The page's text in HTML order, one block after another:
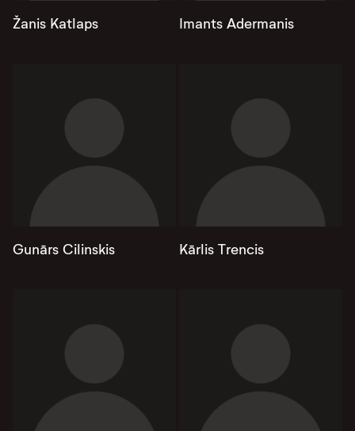
Žanis Katlaps Imants Adermanis
Gunārs Cilinskis Kārlis Trencis